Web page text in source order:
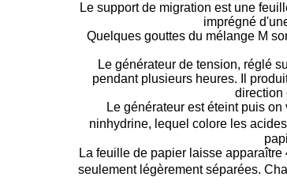
Le support de migration est une
imprégné
Quelques gouttes du mélange M
Le générateur de tension, réglé
pendant plusieurs heures. Il
direction
Le générateur est éteint puis
ninhydrine, lequel colore les acides
La feuille de papier laisse
seulement légèrement séparées.